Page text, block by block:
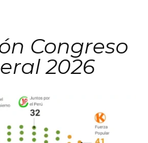
Congreso
2026